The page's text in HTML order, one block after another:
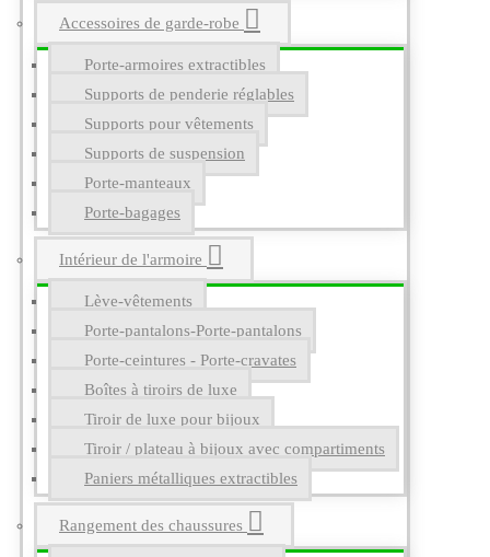
Accessoires de garde-robe
Porte-armoires extractibles
Supports de penderie réglables
Supports pour vêtements
Supports de suspension
Porte-manteaux
Porte-bagages
Intérieur de l'armoire
Lève-vêtements
Porte-pantalons-Porte-pantalons
Porte-ceintures - Porte-cravates
Boîtes à tiroirs de luxe
Tiroir de luxe pour bijoux
Tiroir / plateau à bijoux avec compartiments
Paniers métalliques extractibles
Rangement des chaussures